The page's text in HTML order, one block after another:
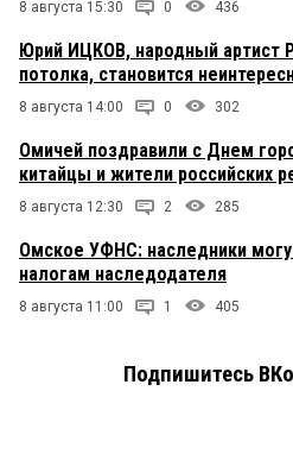
8 августа 15:30 0 436
Юрий ИЦКОВ, народный артист
потолка, становится
8 августа 14:00 0 302
Омичей поздравили с Днем
китайцы и жители российских
8 августа 12:30 2 285
Омское УФНС: наследники
налогам наследодателя
8 августа 11:00 1 405
Подпишитесь